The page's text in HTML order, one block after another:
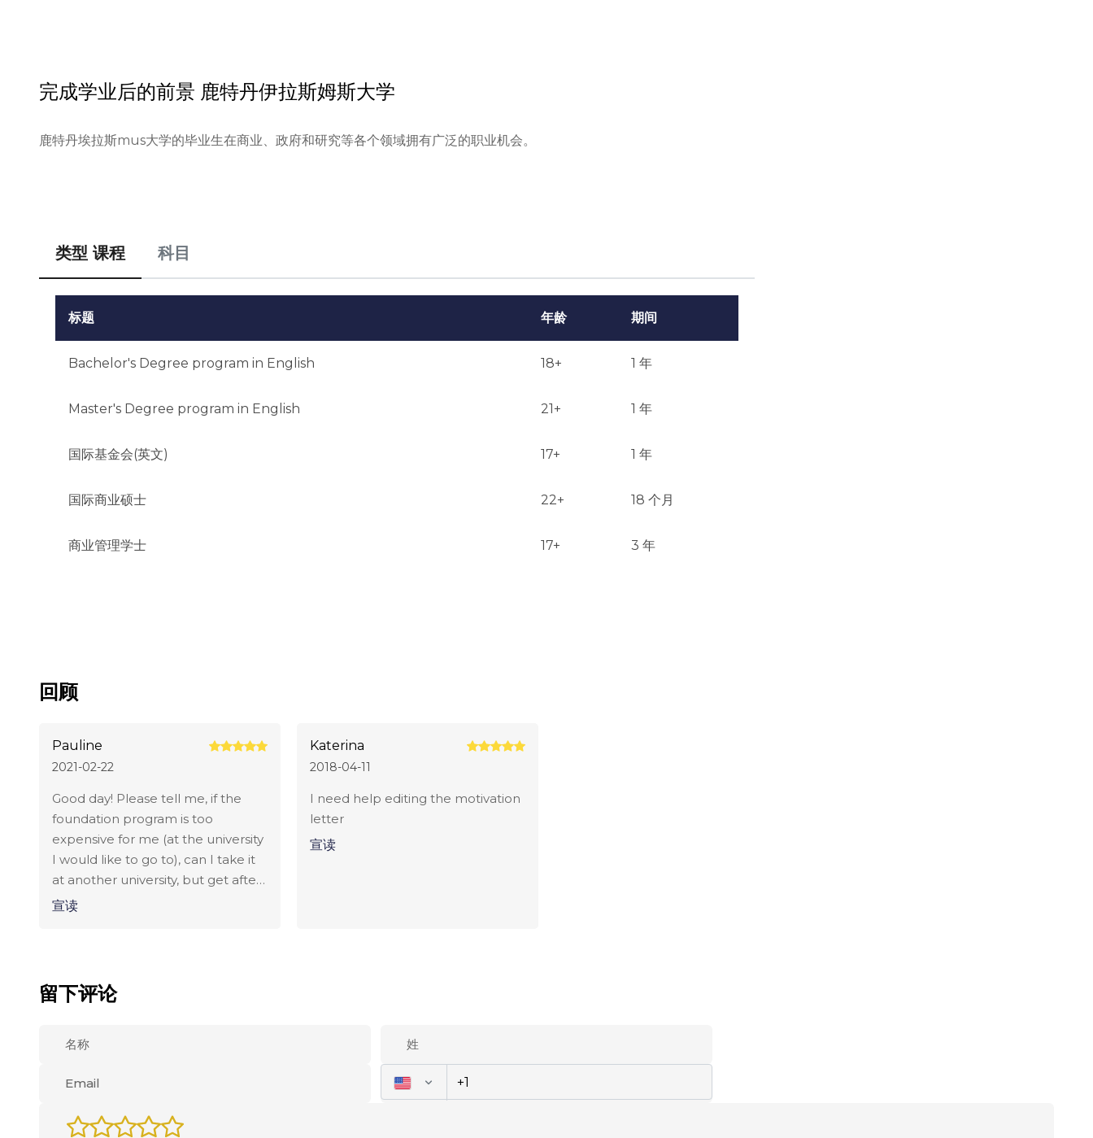
完成学业后的前景 鹿特丹伊拉斯姆斯大学
鹿特丹埃拉斯mus大学的毕业生在商业、政府和研究等各个领域拥有广泛的职业机会。
类型 课程 科目
标题 年龄 期间
Bachelor's Degree program in English 18+ 1 年
Master's Degree program in English 21+ 1 年
国际基金会(英文) 17+ 1 年
国际商业硕士 22+ 18 个月
商业管理学士 17+ 3 年
回顾
Pauline
2021-02-22
Good day! Please tell me, if the
foundation program is too
expensive for me (at the university
I would like to go to), can I take it
at another university, but get after
it into the desired one? Or maybe
宣读
Katerina
2018-04-11
I need help editing the motivation
letter
宣读
留下评论